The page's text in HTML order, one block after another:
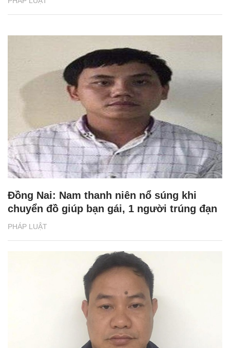
PHÁP LUẬT
Đồng Nai: Nam thanh niên nổ súng khi
chuyển đồ giúp bạn gái, 1 người trúng đạn